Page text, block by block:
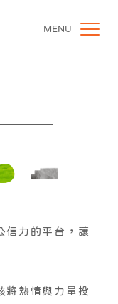
MENU
信力的平台，讓
將熱情與力量投